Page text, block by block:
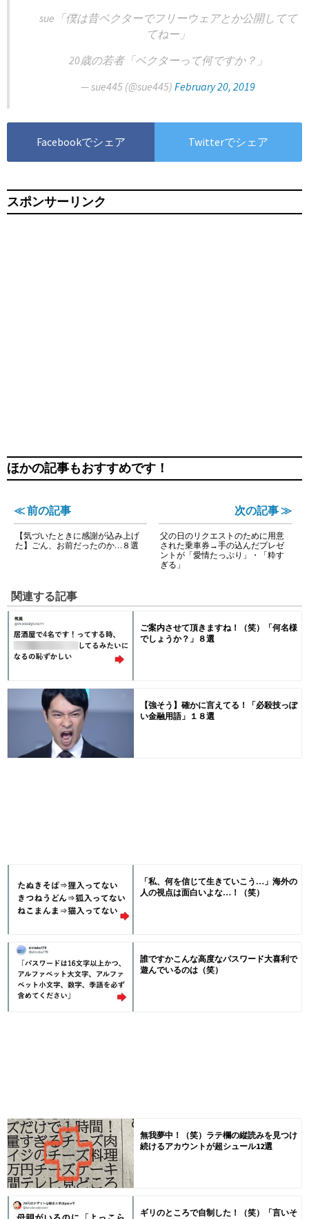
sue「僕は昔ベクターでフリーウェアとか公開してて
てねー」
20歳の若者「ベクターって何ですか？」
— sue445 (@sue445) February 20, 2019
Facebookでシェア Twitterでシェア
スポンサーリンク
ほかの記事もおすすめです！
≪ 前の記事
【気づいたときに感謝が込み上げ
た】ごん、お前だったのか…８選
次の記事 ≫
父の日のリクエストのために用意
された乗車券→手の込んだプレゼ
ントが「愛情たっぷり」・「粋す
ぎる」
関連する記事
ご案内させて頂きますね！（笑）「何名様
でしょうか？」８選
【強そう】確かに言えてる！「必殺技っぽ
い金融用語」１８選
「私、何を信じて生きていこう…」海外の
人の視点は面白いよな…！（笑）
誰ですかこんな高度なパスワード大喜利で
遊んでいるのは（笑）
無我夢中！（笑）ラテ欄の縦読みを見つけ
続けるアカウントが超シュール12選
ギリのところで自制した！（笑）「言いそ